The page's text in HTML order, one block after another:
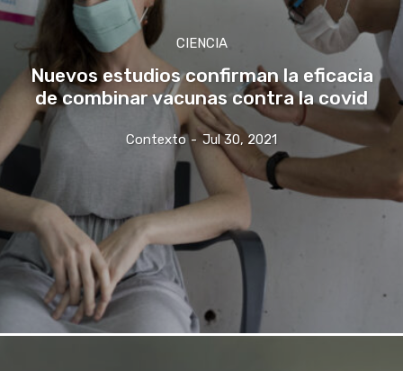
CIENCIA
Nuevos estudios confirman la eficacia
de combinar vacunas contra la covid
Contexto - Jul 30, 2021